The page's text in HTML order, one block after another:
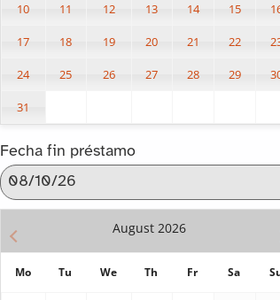
10 11 12 13 14 15
17 18 19 20 21 22
24 25 26 27 28 29
31
Fecha fin préstamo
August 2026
Mo Tu We Th Fr Sa